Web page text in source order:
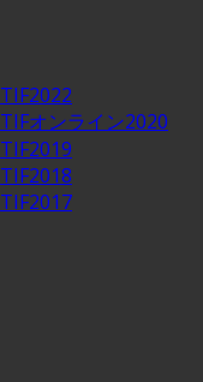
TIF2022
TIFオンライン2020
TIF2019
TIF2018
TIF2017